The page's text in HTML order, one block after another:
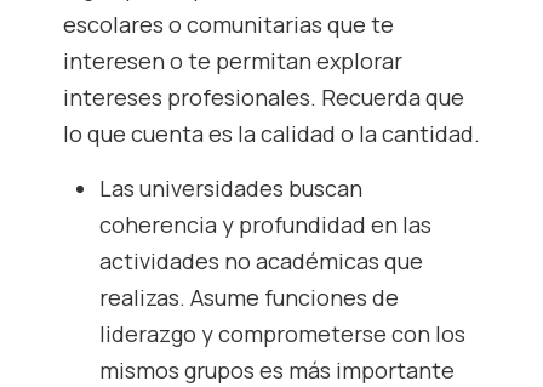
escolares o comunitarias que te
interesen o te permitan explorar
intereses profesionales. Recuerda que
lo que cuenta es la calidad o la cantidad.
Las universidades buscan
coherencia y profundidad en las
actividades no académicas que
realizas. Asume funciones de
liderazgo y comprometerse con los
mismos grupos es más importante